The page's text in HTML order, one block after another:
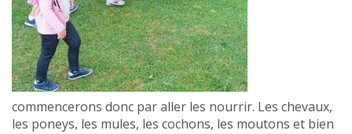
commencerons donc par aller les nourrir. Les chevaux,
les poneys, les mules, les cochons, les moutons et bien